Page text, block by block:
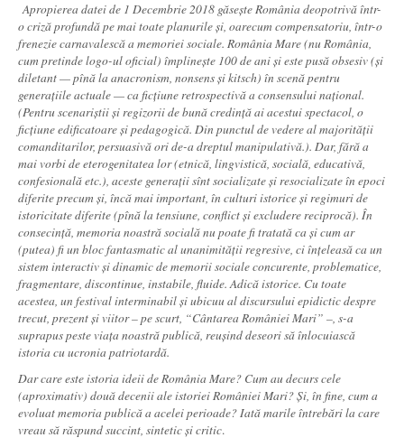
Apropierea datei de 1 Decembrie 2018 găsește România deopotrivă într-
o criză profundă pe mai toate planurile și, oarecum compensatoriu, într-o
frenezie carnavalescă a memoriei sociale. România Mare (nu România,
cum pretinde logo-ul oficial) împlinește 100 de ani și este pusă obsesiv (și
diletant — pînă la anacronism, nonsens și kitsch) în scenă pentru
generațiile actuale — ca ficțiune retrospectivă a consensului național.
(Pentru scenariștii și regizorii de bună credință ai acestui spectacol, o
ficțiune edificatoare și pedagogică. Din punctul de vedere al majorității
comanditarilor, persuasivă ori de-a dreptul manipulativă.). Dar, fără a
mai vorbi de eterogenitatea lor (etnică, lingvistică, socială, educativă,
confesională etc.), aceste generații sînt socializate și resocializate în epoci
diferite precum și, încă mai important, în culturi istorice și regimuri de
istoricitate diferite (pînă la tensiune, conflict și excludere reciprocă). În
consecință, memoria noastră socială nu poate fi tratată ca și cum ar
(putea) fi un bloc fantasmatic al unanimității regresive, ci înțeleasă ca un
sistem interactiv și dinamic de memorii sociale concurente, problematice,
fragmentare, discontinue, instabile, fluide. Adică istorice. Cu toate
acestea, un festival interminabilși ubicuu al discursului epidictic despre
trecut, prezent și viitor– pe scurt, “Cântarea României Mari” –, s-a
suprapus peste viața noastră publică, reușind deseori să înlocuiască
istoria cu ucronia patriotardă.
Dar care este istoria ideii de România Mare? Cum au decurs cele
(aproximativ) două decenii ale istoriei României Mari? Și, în fine, cum a
evoluat memoria publică a acelei perioade? Iată marile întrebări la care
vreau să răspund succint, sintetic și critic.